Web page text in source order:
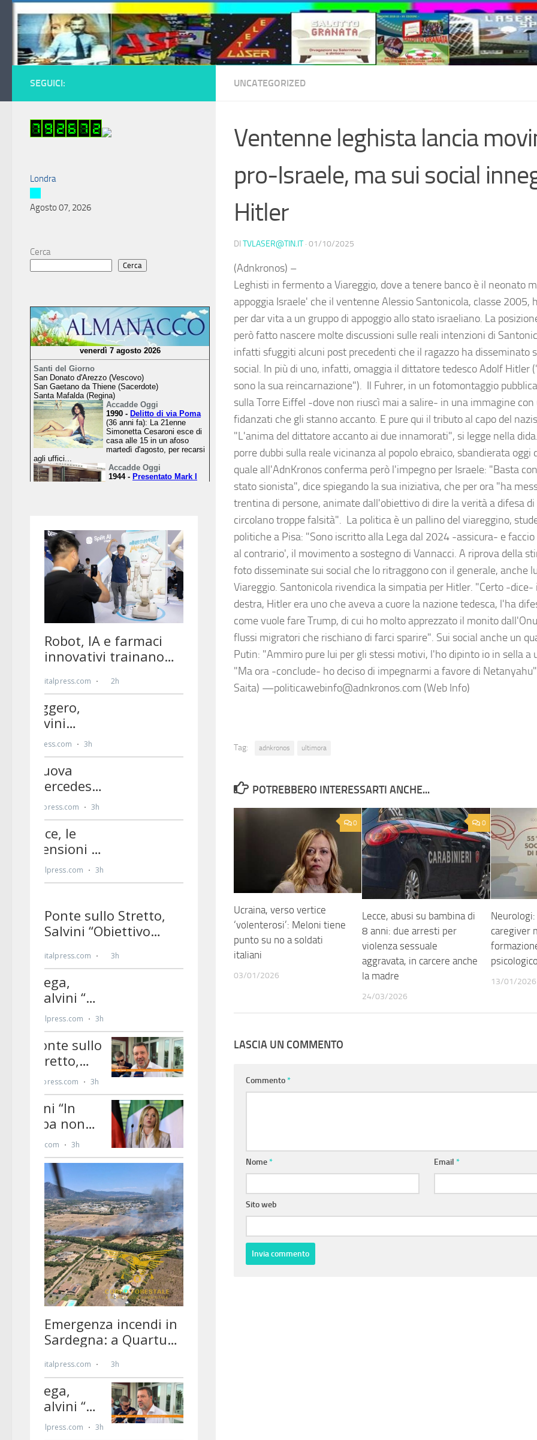
Salta al contenuto
UNCATEGORIZED
Ventenne leghista lancia
pro-Israele, ma sui social
Hitler
DI TVLASER@TIN.IT · 01/10/2025
(Adnkronos) –
Leghisti in fermento a Viareggio, dove a tenere banco è il neonato
appoggia Israele' che il ventenne Alessio Santonicola, classe 2005,
per dar vita a un gruppo di appoggio allo stato israeliano. La
però fatto nascere molte discussioni sulle reali intenzioni di
infatti sfuggiti alcuni post precedenti che il ragazzo ha disseminato
social. In più di uno, infatti, omaggia il dittatore tedesco Adolf Hitler
sono la sua reincarnazione"). Il Fuhrer, in un fotomontaggio
sulla Torre Eiffel -dove non riuscì mai a salire- in una immagine con
fidanzati che gli stanno accanto. E pure qui il tributo al capo del
"L'anima del dittatore accanto ai due innamorati", si legge nella
porre dubbi sulla reale vicinanza al popolo ebraico, sbandierata oggi
quale all'AdnKronos conferma però l'impegno per Israele: "Basta
stato sionista", dice spiegando la sua iniziativa, che per ora "ha
trentina di persone, animate dall'obiettivo di dire la verità a difesa di
circolano troppe falsità". La politica è un pallino del viareggino,
politiche a Pisa: "Sono iscritto alla Lega dal 2024 -assicura- e
al contrario', il movimento a sostegno di Vannacci. A riprova della
foto disseminate sui social che lo ritraggono con il generale, anche
Viareggio. Santonicola rivendica la simpatia per Hitler. "Certo -dice-
destra, Hitler era uno che aveva a cuore la nazione tedesca, l'ha
come vuole fare Trump, di cui ho molto apprezzato il monito
flussi migratori che rischiano di farci sparire". Sui social anche un
Putin: "Ammiro pure lui per gli stessi motivi, l'ho dipinto io in sella a
"Ma ora -conclude- ho deciso di impegnarmi a favore di
Saita) —politicawebinfo@adnkronos.com (Web Info)
Tag: adnkronos ultimora
POTREBBERO INTERESSARTI ANCHE...
0
Ucraina, verso vertice
‘volenterosi’: Meloni tiene
punto su no a soldati
italiani
03/01/2026
0
Lecce, abusi su bambina di
8 anni: due arresti per
violenza sessuale
aggravata, in carcere anche
la madre
24/03/2026
Neurologi:
caregiver
13/01/2026
LASCIA UN COMMENTO
Commento*
Nome* Email*
Sito web
SEGUICI:
Londra
Agosto 07, 2026
Cerca
Cerca